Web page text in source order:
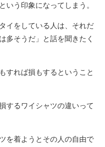
いう印象になってしまう。
イをしている人は、それだ
多そうだ」と話を聞きたく
すれば損もするということ
するワイシャツの違いって
を着ようとその人の自由で